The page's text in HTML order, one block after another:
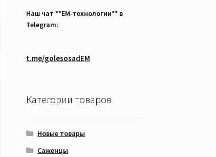
Наш чат **EM-технологии** в
Telegram:
t.me/golesosadEM
Категории товаров
Новые товары
Саженцы